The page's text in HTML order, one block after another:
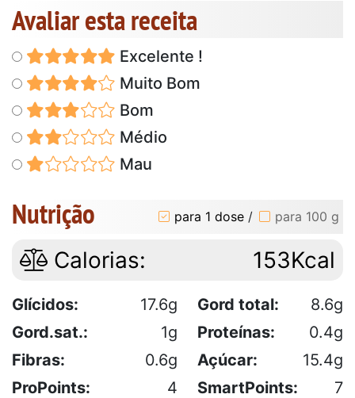
Avaliar esta receita
Excelente !
Muito Bom
Bom
Médio
Mau
Nutrição para 1 dose / para 100 g
Calorias: 153Kcal
Glícidos: 17.6g Gord total:
8.6g
Gord.sat.:
1g Proteínas:
0.4g
Fibras:
0.6g Açúcar:
15.4g
ProPoints:
4 SmartPoints: 7